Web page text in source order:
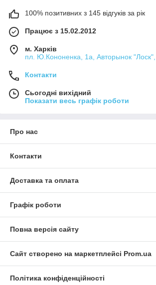
100% позитивних з 145 відгуків за рік
Працює з 15.02.2012
м. Харків
пл. Ю.Кононенка, 1а, Авторынок "Лоск",
Контакти
Сьогодні вихідний
Показати весь графік роботи
Про нас
Контакти
Доставка та оплата
Графік роботи
Повна версія сайту
Сайт створено на маркетплейсі Prom.ua
Політика конфіденційності